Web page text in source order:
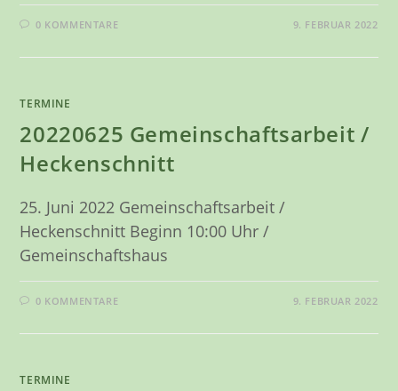
0 KOMMENTARE 9. FEBRUAR 2022
TERMINE
20220625 Gemeinschaftsarbeit /
Heckenschnitt
25. Juni 2022 Gemeinschaftsarbeit /
Heckenschnitt Beginn 10:00 Uhr /
Gemeinschaftshaus
0 KOMMENTARE 9. FEBRUAR 2022
TERMINE